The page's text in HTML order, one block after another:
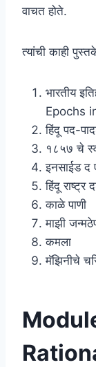
वाचत होते.
त्यांची काही
भारतीय
Epochs
हिंदू पद-
१८५७ चे
इनसाईड द
हिंदू राष्ट्र
काळे पाणी
माझी
कमला
मॅझिनीचे